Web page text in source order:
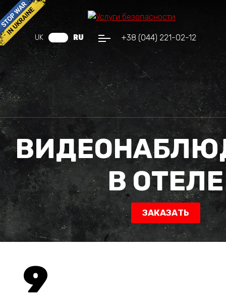
+38 (044) 221-02-12
UK RU
В ОТЕЛЕ
ЗАКАЗАТЬ
9